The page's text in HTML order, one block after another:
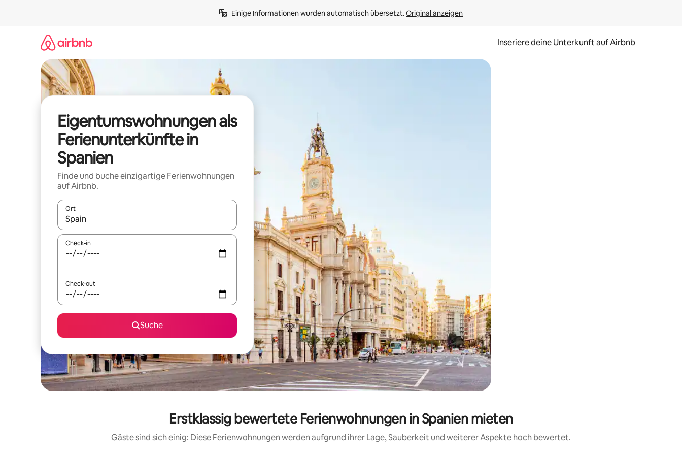
Einige Informationen wurden automatisch übersetzt. Original anzeigen
Inseriere deine Unterkunft auf Airbnb
Eigentumswohnungen als
Ferienunterkünfte in
Spanien
Finde und buche einzigartige Ferienwohnungen
auf Airbnb.
Ort
Wenn Ergebnisse verfügbar sind, navigiere mit den Pfeiltasten nach oben und unten oder erkunde die Ergebnisse durch Berühren oder Wischgesten.
Check-in
Check-out
Suche
Erstklassig bewertete Ferienwohnungen in Spanien mieten
Gäste sind sich einig: Diese Ferienwohnungen werden aufgrund ihrer Lage, Sauberkeit und weiterer Aspekte hoch bewertet.